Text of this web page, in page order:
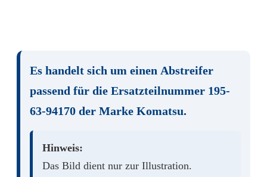
Es handelt sich um einen Abstreifer
passend für die Ersatzteilnummer 195-
63-94170 der Marke Komatsu.
Hinweis:
Das Bild dient nur zur Illustration.